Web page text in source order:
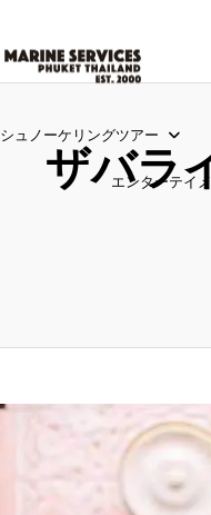
シュノーケリングツアー
エンターテイ
ザバラ